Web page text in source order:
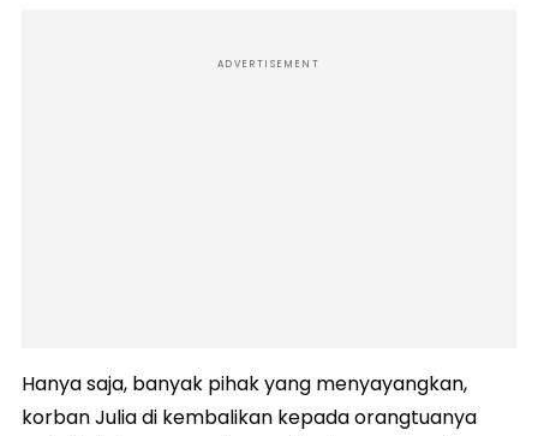
ADVERTISEMENT
Hanya saja, banyak pihak yang menyayangkan,
korban Julia di kembalikan kepada orangtuanya